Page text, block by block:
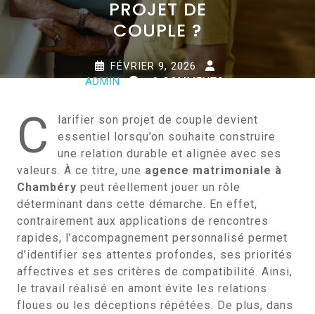
PROJET DE
COUPLE ?
FÉVRIER 9, 2026
ADMIN
0 COMMENTS
C
larifier son projet de couple devient
essentiel lorsqu’on souhaite construire
une relation durable et alignée avec ses
valeurs. À ce titre, une agence matrimoniale à
Chambéry peut réellement jouer un rôle
déterminant dans cette démarche. En effet,
contrairement aux applications de rencontres
rapides, l’accompagnement personnalisé permet
d’identifier ses attentes profondes, ses priorités
affectives et ses critères de compatibilité. Ainsi,
le travail réalisé en amont évite les relations
floues ou les déceptions répétées. De plus, dans